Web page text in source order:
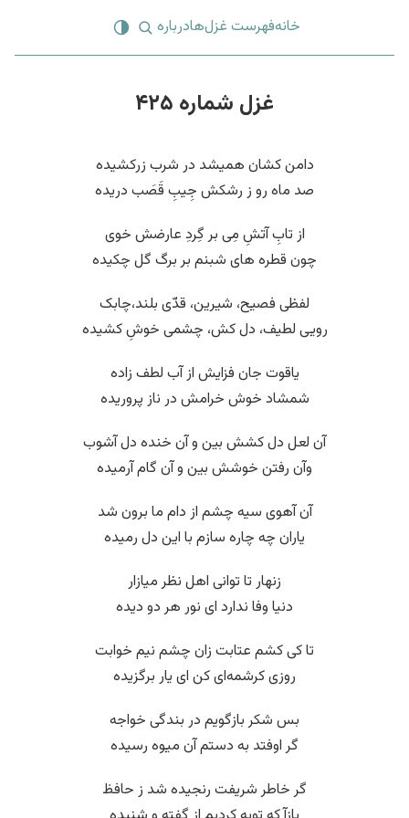
خانهفهرست غزل‌هادرباره
غزل شماره ۴۲۵
دامن کشان همیشد در شرب زرکشیده
صد ماه رو ز رشکش جِیبِ قَصَب دریده
از تابِ آتشِ مِی بر گِردِ عارضش خوی
چون قطره های شبنم بر برگ گل چکیده
لفظی فصیح، شیرین، قدّی بلند،چابک
رویی لطیف، دل کش، چشمی خوشِ کشیده
یاقوت جان فزایش از آب لطف زاده
شمشاد خوش خرامش در ناز پروریده
آن لعل دل کشش بین و آن خنده دل آشوب
وآن رفتن خوشش بین و آن گام آرمیده
آن آهوی سیه چشم از دام ما برون شد
یاران چه چاره سازم با این دل رمیده
زنهار تا توانی اهل نظر میازار
دنیا وفا ندارد ای نور هر دو دیده
تا کی کشم عتابت زان چشم نیم خوابت
روزی کرشمه‌ای کن ای یار برگزیده
بس شکر بازگویم در بندگی خواجه
گر اوفتد به دستم آن میوه رسیده
گر خاطر شریفت رنجیده شد ز حافظ